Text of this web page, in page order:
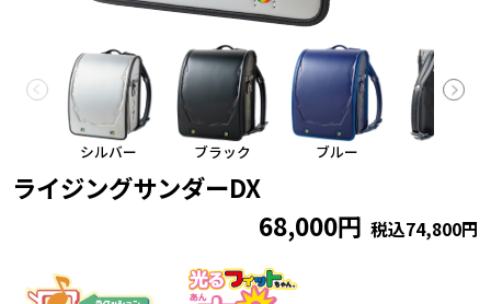
シルバー ブラック ブルー
ライジングサンダーDX
68,000円 税込74,800円